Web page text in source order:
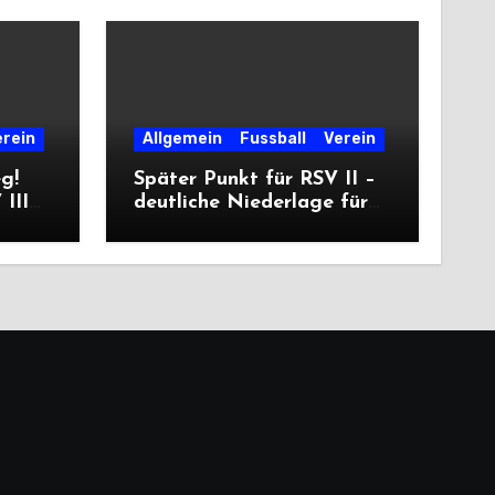
III
Allgemein Fussball Verein
Später Punkt für RSV II –
deutliche Niederlage für